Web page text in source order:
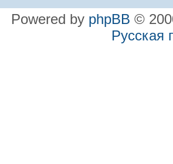
Powered by phpBB ©
Русская